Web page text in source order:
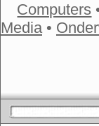
Computers
Media•